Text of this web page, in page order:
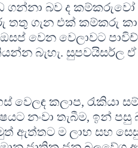
ගන්නා බව ද කම්කරුවෝ
ගැන එක් කම්කරු
වෙන වෙලාවට
බැහැ. සුපවයිසර්ල
වෙලඳ කලාප, රැකියා
නංවා තැබීම, ඉන්
ඇත්තට ම ලාභ සහ